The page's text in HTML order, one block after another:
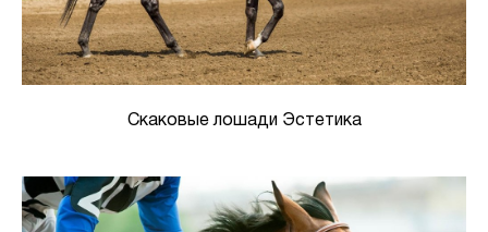
Скаковые лошади Эстетика